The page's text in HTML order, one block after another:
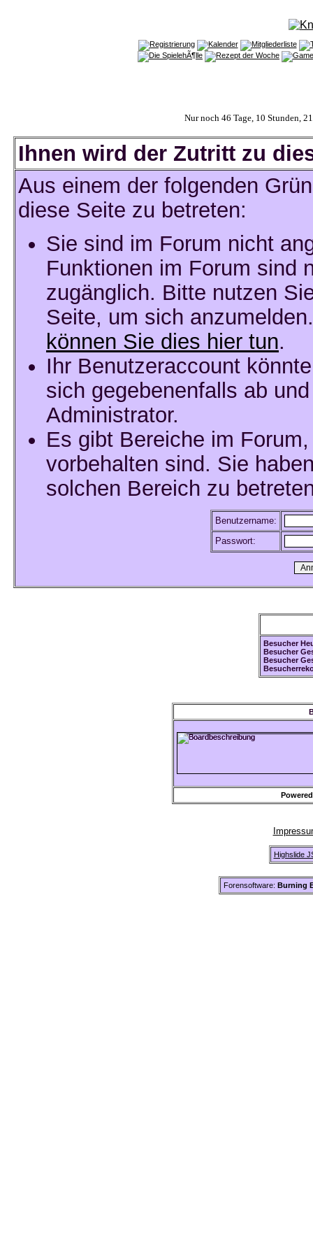
Nur noch 46 Tage, 10 Stunden,
Ihnen wird der Zutritt zu
Aus einem der folgenden
diese Seite zu betreten:
Sie sind im Forum nicht
Funktionen im Forum sind
zugänglich. Bitte nutzen
Seite, um sich
können Sie dies hier tun.
Ihr Benutzeraccount
sich gegebenenfalls ab
Administrator.
Es gibt Bereiche im
vorbehalten sind. Sie
solchen Bereich zu
Benutzername:
Passwort:
Besucher
Besucher
Besucher
Highslide
Forensoftware: Burning